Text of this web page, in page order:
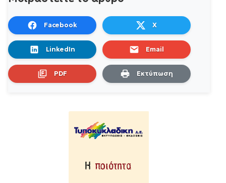
Facebook X
LinkedIn Email
PDF Εκτύπωση